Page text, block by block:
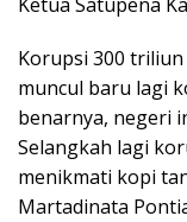
Korupsi 300
muncul baru lagi
benarnya, negeri
Selangkah lagi
menikmati kopi
Martadinata